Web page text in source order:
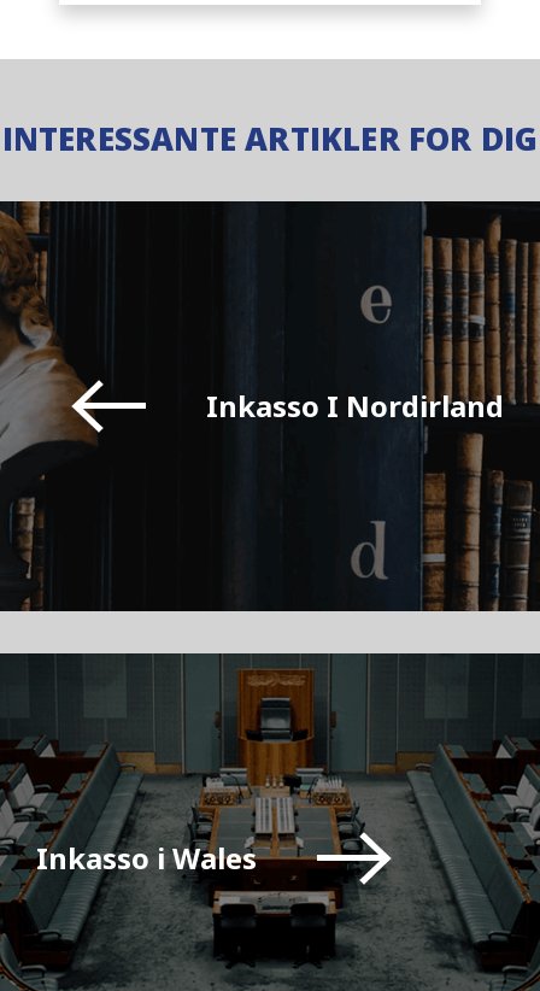
INTERESSANTE ARTIKLER FOR DIG
Inkasso I Nordirland
Inkasso i Wales